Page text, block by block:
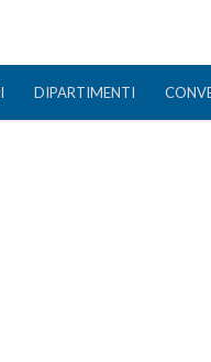
DIPARTIMENTI